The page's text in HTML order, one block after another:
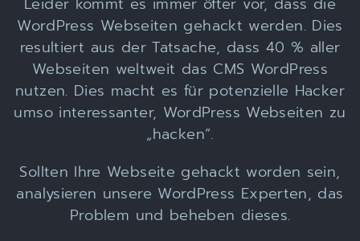
WordPress Webseiten gehackt werden. Dies
resultiert aus der Tatsache, dass 40 % aller
Webseiten weltweit das CMS WordPress
nutzen. Dies macht es für potenzielle Hacker
umso interessanter, WordPress Webseiten zu
„hacken“.
Sollten Ihre Webseite gehackt worden sein,
analysieren unsere WordPress Experten, das
Problem und beheben dieses.